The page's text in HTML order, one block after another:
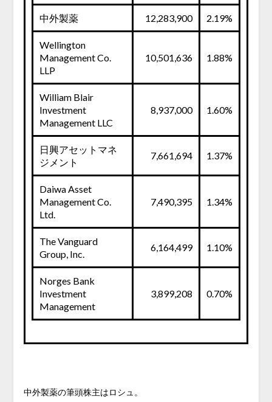
中外製薬 12,283,900 2.19%
Wellington
Management Co.
LLP
10,501,636 1.88%
William Blair
Investment
Management LLC
8,937,000 1.60%
日興アセットマネ
ジメント
7,661,694 1.37%
Daiwa Asset
Management Co.
Ltd.
7,490,395 1.34%
The Vanguard
Group, Inc.
6,164,499 1.10%
Norges Bank
Investment
Management
3,899,208 0.70%
中外製薬の筆頭株主はロシュ。